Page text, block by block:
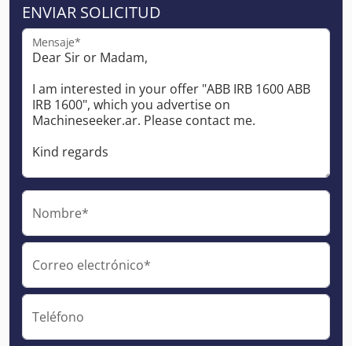
ENVIAR SOLICITUD
Mensaje*
Nombre*
Correo electrónico*
Teléfono